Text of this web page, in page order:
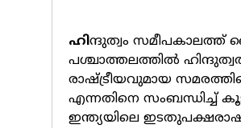
ഹിന്ദുത്വം സമീപകാലത്ത്
പശ്ചാത്തലത്തിൽ
രാഷ്ട്രീയവുമായ
എന്നതിനെ
ഇന്ത്യയിലെ